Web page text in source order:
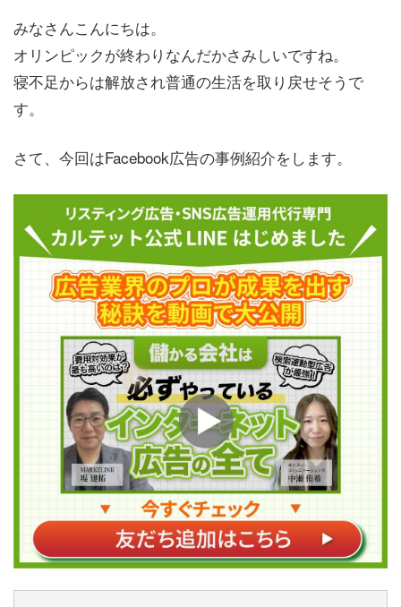
みなさんこんにちは。
オリンピックが終わりなんだかさみしいですね。
寝不足からは解放され普通の生活を取り戻せそうで
す。
さて、今回はFacebook広告の事例紹介をします。